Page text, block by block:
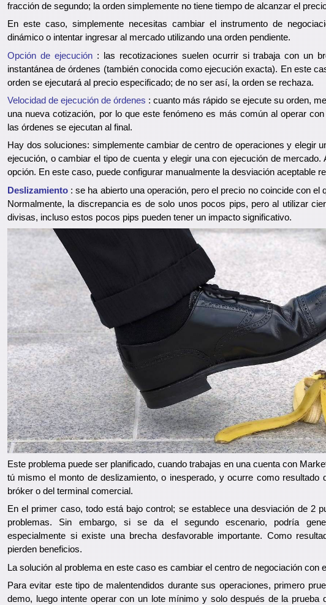
fracción de segundo; la orden simplemente no tiene tiempo de alcanzar el
En este caso, simplemente necesitas cambiar el instrumento de
dinámico o intentar ingresar al mercado utilizando una orden pendiente.
Opción de ejecución: las recotizaciones suelen ocurrir si trabaja con un
instantánea de órdenes (también conocida como ejecución exacta). En este
orden se ejecutará al precio especificado; de no ser así, la orden se rechaza.
Velocidad de ejecución de órdenes : cuanto más rápido se ejecute su orden,
una nueva cotización, por lo que este fenómeno es más común al operar
las órdenes se ejecutan al final.
Hay dos soluciones: simplemente cambiar de centro de operaciones y elegir
ejecución, o cambiar el tipo de cuenta y elegir una con ejecución de mercado.
opción. En este caso, puede configurar manualmente la desviación aceptable
Deslizamiento : se ha abierto una operación, pero el precio no coincide con el
Normalmente, la discrepancia es de solo unos pocos pips, pero al utilizar
divisas, incluso estos pocos pips pueden tener un impacto significativo.
Este problema puede ser planificado, cuando trabajas en una cuenta con
tú mismo el monto de deslizamiento, o inesperado, y ocurre como resultado
bróker o del terminal comercial.
En el primer caso, todo está bajo control; se establece una desviación de 2
problemas. Sin embargo, si se da el segundo escenario, podría
especialmente si existe una brecha desfavorable importante. Como
pierden beneficios.
La solución al problema en este caso es cambiar el centro de negociación con
Para evitar este tipo de malentendidos durante sus operaciones, primero
demo, luego intente operar con un lote mínimo y solo después de la prueba